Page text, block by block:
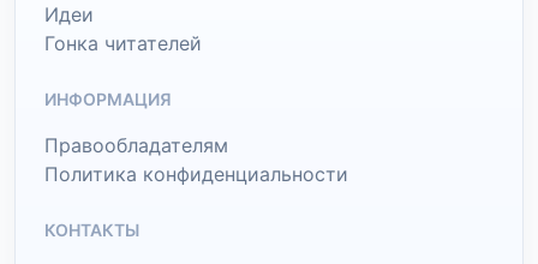
Идеи
Гонка читателей
ИНФОРМАЦИЯ
Правообладателям
Политика конфиденциальности
КОНТАКТЫ